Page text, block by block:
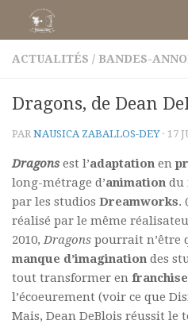
Skip to content
ACTUALITÉS / BANDES-
Dragons, de Dean
PAR NAUSICA ZABALLOS-DEY · 17
Dragons est l’adaptation en
long-métrage d’animation du
par les studios Dreamworks.
réalisé par le même
2010,Dragons pourrait n’être
manque d’imagination des
tout transformer en franchise
l’écoeurement (voir ce que
Mais, Dean DeBlois réussit le